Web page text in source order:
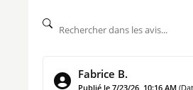
Choucroute aux trois poissons
Faisselle de saumon fumé
Fabrice B.
Publié le 7/23/26, 10:16 AM